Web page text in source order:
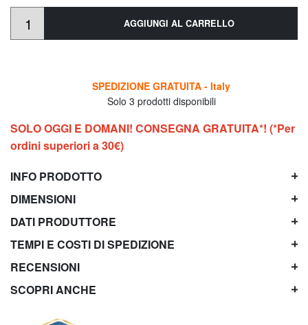
AGGIUNGI AL CARRELLO
SPEDIZIONE GRATUITA - Italy
Solo 3 prodotti disponibili
SOLO OGGI E DOMANI! CONSEGNA GRATUITA*! (*Per
ordini superiori a 30€)
INFO PRODOTTO
DIMENSIONI
DATI PRODUTTORE
TEMPI E COSTI DI SPEDIZIONE
RECENSIONI
SCOPRI ANCHE